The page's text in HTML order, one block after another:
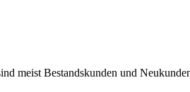
meist Bestandskunden und